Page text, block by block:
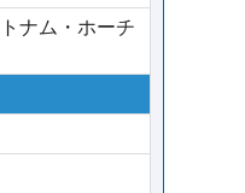
ナム・ホーチ